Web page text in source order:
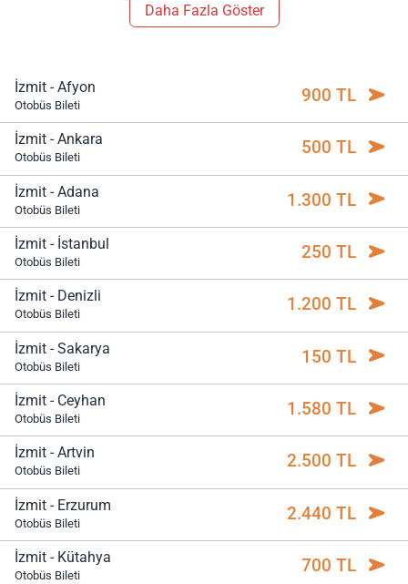
Daha Fazla Göster
İzmit - Afyon
Otobüs Bileti 900 TL
İzmit - Ankara
Otobüs Bileti 500 TL
İzmit - Adana
Otobüs Bileti 1.300 TL
İzmit - İstanbul
Otobüs Bileti 250 TL
İzmit - Denizli
Otobüs Bileti 1.200 TL
İzmit - Sakarya
Otobüs Bileti 150 TL
İzmit - Ceyhan
Otobüs Bileti 1.580 TL
İzmit - Artvin
Otobüs Bileti 2.500 TL
İzmit - Erzurum
Otobüs Bileti 2.440 TL
İzmit - Kütahya
Otobüs Bileti 700 TL